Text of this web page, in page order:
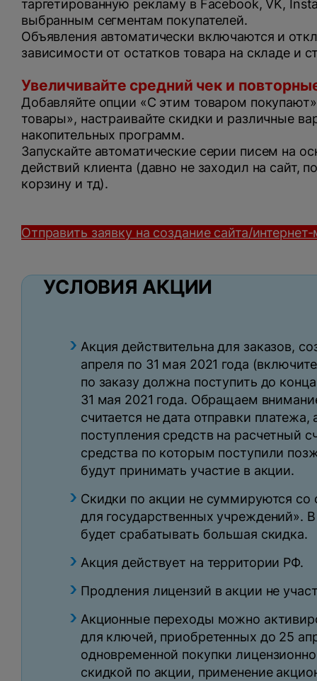
таргетированную рекламу в Facebook, VK,
выбранным сегментам покупателей.
Объявления автоматически включаются и
зависимости от остатков товара на складе и
Увеличивайте средний чек и
Добавляйте опции «С этим товаром
товары», настраивайте скидки и различные
накопительных программ.
Запускайте автоматические серии писем на
действий клиента (давно не заходил на сайт,
корзину и тд).
Отправить заявку на создание сайта/интернет-
УСЛОВИЯ АКЦИИ
Акция действительна для заказов,
апреля по 31 мая 2021 года
по заказу должна поступить до
31 мая 2021 года. Обращаем
считается не дата отправки платежа,
поступления средств на расчетный
средства по которым поступили
будут принимать участие в акции.
Скидки по акции не суммируются со
для государственных учреждений».
будет срабатывать большая скидка.
Акция действует на территории РФ.
Продления лицензий в акции не
Акционные переходы можно
для ключей, приобретенных до 25
одновременной покупки
скидкой по акции, применение